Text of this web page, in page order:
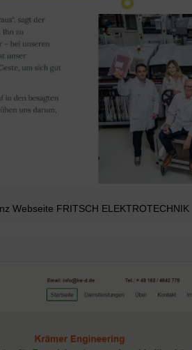
Webseite FRITSCH ELEKTROTECHNIK